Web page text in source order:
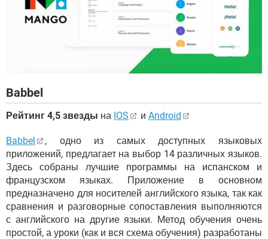
Babbel
Рейтинг 4,5 звезды на IOS и Android
Babbel
, одно из самых доступных языковых
приложений, предлагает на выбор 14 различных языков.
Здесь собраны лучшие программы на испанском и
французском языках. Приложение в основном
предназначено для носителей английского языка, так как
сравнения и разговорные сопоставления выполняются
с английского на другие языки. Метод обучения очень
простой, а уроки (как и вся схема обучения) разработаны